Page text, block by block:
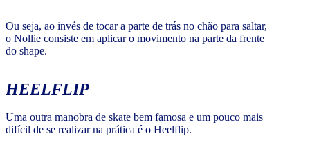
Ou seja, ao invés de tocar a parte de trás no chão para saltar,
o Nollie consiste em aplicar o movimento na parte da frente
do shape.
HEELFLIP
Uma outra manobra de skate bem famosa e um pouco mais
difícil de se realizar na prática é o Heelflip.